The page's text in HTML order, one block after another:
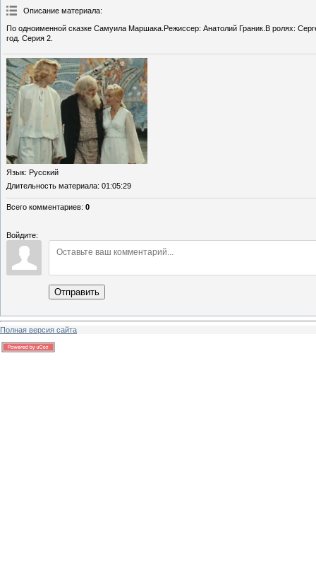
Описание материала:
По одноименной сказке Самуила Маршака.Режиссер: Анатолий Граник.В ролях:
год. Серия 2.
Язык: Русский
Длительность материала: 01:05:29
Всего комментариев: 0
Войдите:
Отправить
Полная версия сайта